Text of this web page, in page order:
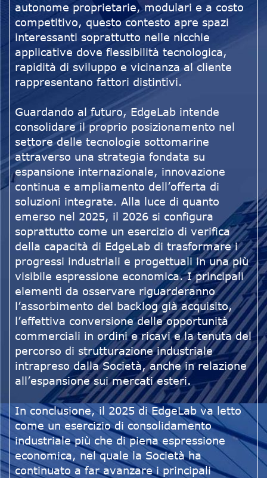
autonome proprietarie, modulari e a costo
competitivo, questo contesto apre spazi
interessanti soprattutto nelle nicchie
applicative dove flessibilità tecnologica,
rapidità di sviluppo e vicinanza al cliente
rappresentano fattori distintivi.
Guardando al futuro, EdgeLab intende
consolidare il proprio posizionamento nel
settore delle tecnologie sottomarine
attraverso una strategia fondata su
espansione internazionale, innovazione
continua e ampliamento dell’offerta di
soluzioni integrate. Alla luce di quanto
emerso nel 2025, il 2026 si configura
soprattutto come un esercizio di verifica
della capacità di EdgeLab di trasformare i
progressi industriali e progettuali in una più
visibile espressione economica. I principali
elementi da osservare riguarderanno
l’assorbimento del backlog già acquisito,
l’effettiva conversione delle opportunità
commerciali in ordini e ricavi e la tenuta del
percorso di strutturazione industriale
intrapreso dalla Società, anche in relazione
all’espansione sui mercati esteri.
In conclusione, il 2025 di EdgeLab va letto
come un esercizio di consolidamento
industriale più che di piena espressione
economica, nel quale la Società ha
continuato a far avanzare i principali